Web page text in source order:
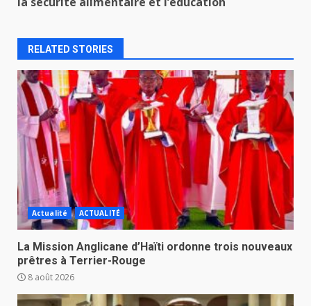
RELATED STORIES
Actualité ACTUALITÉ
La Mission Anglicane d’Haïti ordonne trois nouveaux
prêtres à Terrier-Rouge
8 août 2026